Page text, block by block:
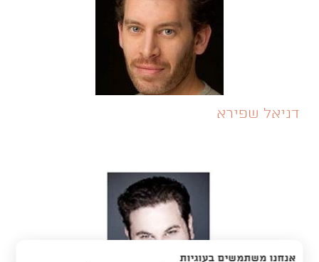
דניאל שפירא
אנחנו משתמשים בעוגיות